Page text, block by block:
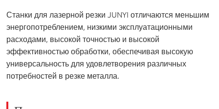
Станки для лазерной резки JUNYI отличаются меньшим
энергопотреблением, низкими эксплуатационными
расходами, высокой точностью и высокой
эффективностью обработки, обеспечивая высокую
универсальность для удовлетворения различных
потребностей в резке металла.